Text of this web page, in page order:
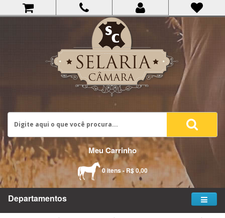
Meu Carrinho
0 itens - R$ 0,00
Departamentos